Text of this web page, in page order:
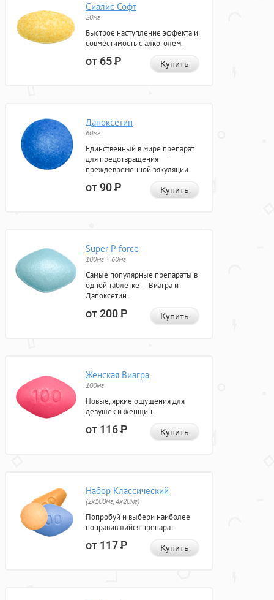
Сиалис Софт
20мг
Быстрое наступление эффекта и
совместимость с алкоголем.
от 65Р Купить
Дапоксетин
60мг
Единственный в мире препарат
для предотвращения
преждевременной эякуляции.
от 90Р Купить
Super P-force
100мг + 60мг
Самые популярные препараты в
одной таблетке — Виагра и
Дапоксетин.
от 200Р Купить
Женская Виагра
100мг
Новые, яркие ощущения для
девушек и женщин.
от 116Р Купить
Набор Классический
(2x100мг, 4x20мг)
Попробуй и выбери наиболее
понравившийся препарат.
от 117Р Купить